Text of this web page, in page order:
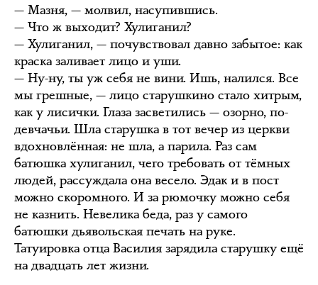
— Мазня, — молвил, насупившись.
— Что ж выходит? Хулиганил?
— Хулиганил, — почувствовал давно забытое: как
краска заливает лицо и уши.
— Ну-ну, ты уж себя не вини. Ишь, налился. Все
мы грешные, — лицо старушкино стало хитрым,
как у лисички. Глаза засветились — озорно, по-
девчачьи. Шла старушка в тот вечер из церкви
вдохновлённая: не шла, а парила. Раз сам
батюшка хулиганил, чего требовать от тёмных
людей, рассуждала она весело. Эдак и в пост
можно скоромного. И за рюмочку можно себя
не казнить. Невелика беда, раз у самого
батюшки дьявольская печать на руке.
Татуировка отца Василия зарядила старушку ещё
на двадцать лет жизни.